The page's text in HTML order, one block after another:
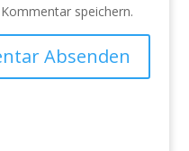
speichern.